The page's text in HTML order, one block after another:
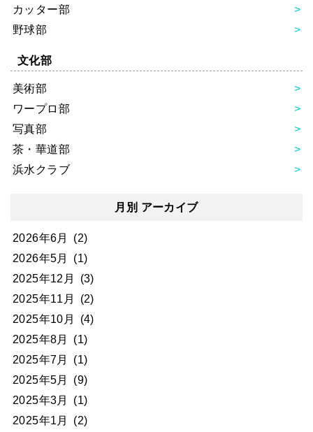
カッター部
野球部
文化部
美術部
ワープロ部
写真部
茶・華道部
浜水クラブ
月別 アーカイブ
2026年6月
(2)
2026年5月
(1)
2025年12月
(3)
2025年11月
(2)
2025年10月
(4)
2025年8月
(1)
2025年7月
(1)
2025年5月
(9)
2025年3月
(1)
2025年1月
(2)